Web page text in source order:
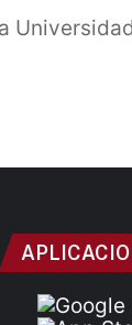
Universidad